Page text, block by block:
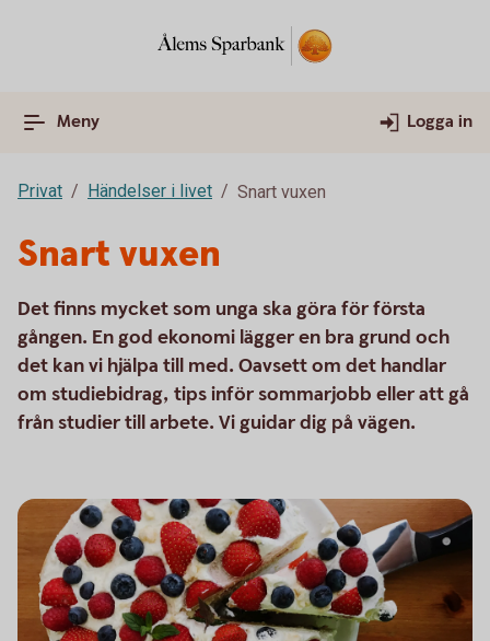
Meny Logga in
Privat Händelser i livet Snart vuxen
Snart vuxen
Det finns mycket som unga ska göra för första
gången. En god ekonomi lägger en bra grund och
det kan vi hjälpa till med. Oavsett om det handlar
om studiebidrag, tips inför sommarjobb eller att gå
från studier till arbete. Vi guidar dig på vägen.